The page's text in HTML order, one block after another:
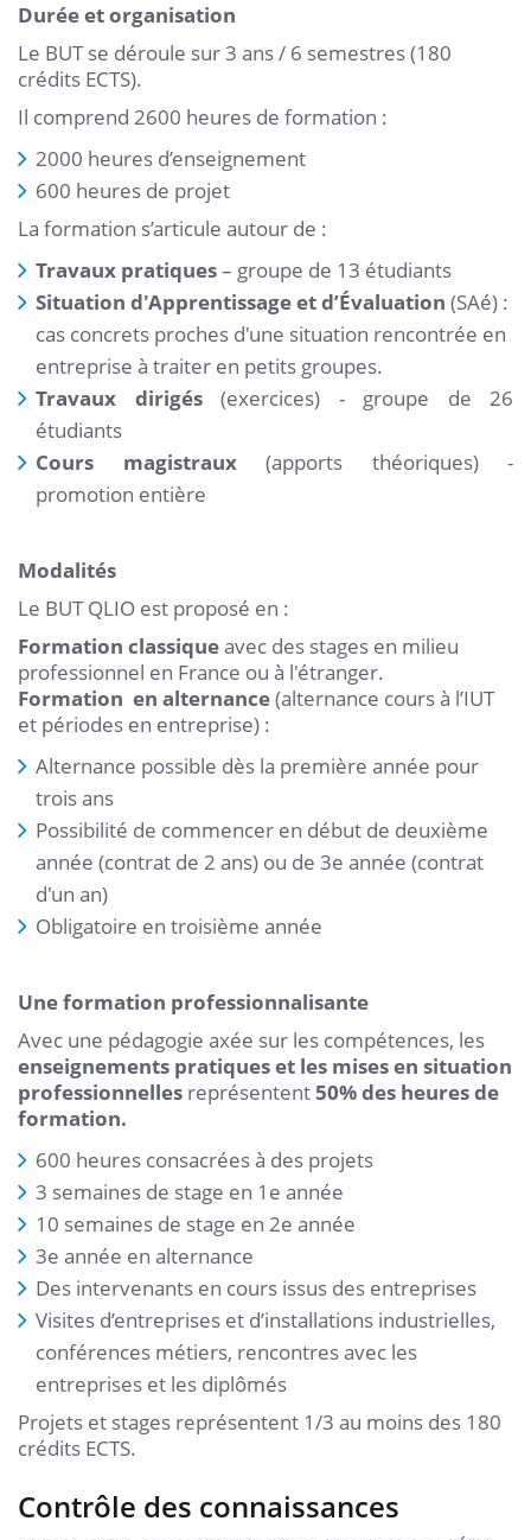
Durée et organisation
Le BUT se déroule sur 3 ans / 6 semestres (180
crédits ECTS).
Il comprend 2600 heures de formation :
2000 heures d’enseignement
600 heures de projet
La formation s’articule autour de :
Travaux pratiques– groupe de 13 étudiants
Situation d'Apprentissage et d’Évaluation (SAé) :
cas concrets proches d'une situation rencontrée en
entreprise à traiter en petits groupes.
Travaux dirigés (exercices)
- groupe de 26
étudiants
Cours magistraux(apports théoriques) -
promotion entière
Modalités
Le BUT QLIO est proposé en :
Formation classiqueavec des stages en milieu
professionnel en France ou à l'étranger.
Formation en alternance(alternance cours à l’IUT
et périodes en entreprise) :
Alternance possible dès la première année pour
trois ans
Possibilité de commencer en début de deuxième
année (contrat de 2 ans) ou de 3e année (contrat
d'un an)
Obligatoire en troisième année
Une formation professionnalisante
Avec une pédagogie axée sur les compétences, les
enseignements pratiques et les mises en situation
professionnelles représentent50% des heures de
formation.
600 heures consacrées à des projets
3 semaines de stage en 1e année
10 semaines de stage en 2e année
3e année en alternance
Des intervenants en cours issus des entreprises
Visites d’entreprises et d’installations industrielles,
conférences métiers, rencontres avec les
entreprises et les diplômés
Projets et stages représentent 1/3 au moins des 180
crédits ECTS.
Contrôle des connaissances